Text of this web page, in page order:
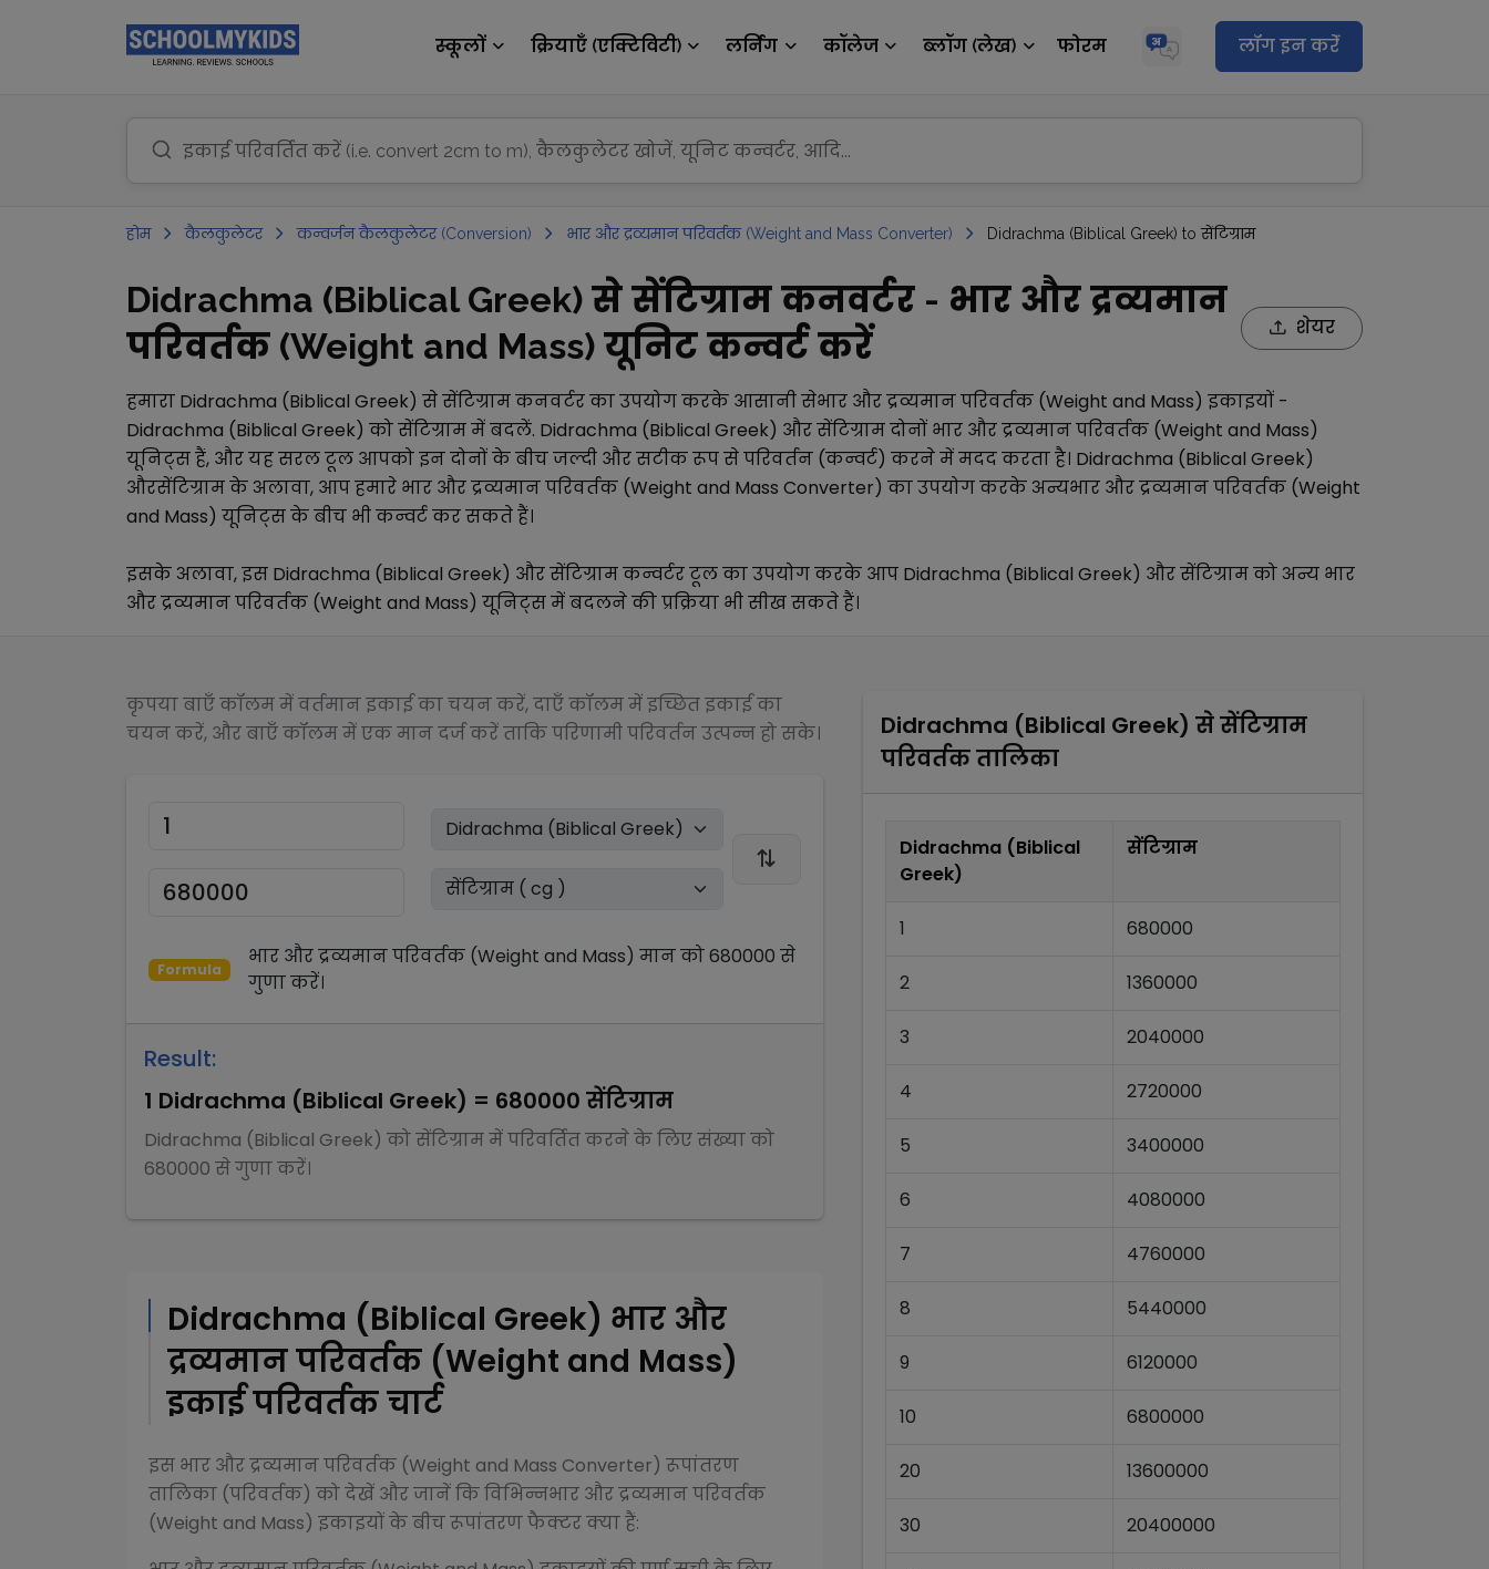
स्कूलों क्रियाएँ (एक्टिविटी) लर्निंग कॉलेज ब्लॉग (लेख) फोरम लॉग इन करेंं
होम कैलकुलेटर कन्वर्जन कैलकुलेटर (Conversion) भार और द्रव्यमान परिवर्तक (Weight and Mass Converter) Didrachma (Biblical Greek) to सेंटिग्राम
Didrachma (Biblical Greek) से सेंटिग्राम कनवर्टर - भार और द्रव्यमान
परिवर्तक (Weight and Mass) यूनिट कन्वर्ट करें
शेयर
हमारा Didrachma (Biblical Greek) सेसेंटिग्रामकनवर्टर का उपयोग करके आसानी सेभार और द्रव्यमान परिवर्तक (Weight and Mass) इकाइयों -
Didrachma (Biblical Greek) कोसेंटिग्राममें बदलें. Didrachma (Biblical Greek) औरसेंटिग्रामदोनों भार और द्रव्यमान परिवर्तक (Weight and Mass)
यूनिट्स हैं, और यह सरल टूल आपको इन दोनों के बीच जल्दी और सटीक रूप से परिवर्तन (कन्वर्ट) करने में मदद करता है। Didrachma (Biblical Greek)
औरसेंटिग्रामके अलावा, आप हमारे भार और द्रव्यमान परिवर्तक (Weight and Mass Converter) का उपयोग करके अन्यभार और द्रव्यमान परिवर्तक (Weight
and Mass) यूनिट्स के बीच भी कन्वर्ट कर सकते हैं।
इसके अलावा, इस Didrachma (Biblical Greek) औरसेंटिग्रामकन्वर्टर टूल का उपयोग करके आप Didrachma (Biblical Greek) औरसेंटिग्रामको अन्य भार
और द्रव्यमान परिवर्तक (Weight and Mass) यूनिट्स में बदलने की प्रक्रिया भी सीख सकते हैं।
कृपया बाएँ कॉलम में वर्तमान इकाई का चयन करें, दाएँ कॉलम में इच्छित इकाई का
चयन करें, और बाएँ कॉलम में एक मान दर्ज करें ताकि परिणामी परिवर्तन उत्पन्न हो सके।
Formula
भार और द्रव्यमान परिवर्तक (Weight and Mass) मान को680000 से
गुणाकरें।
Result:
1 Didrachma (Biblical Greek) = 680000 सेंटिग्राम
Didrachma (Biblical Greek) कोसेंटिग्राममें परिवर्तित करने के लिए संख्या को
680000 सेगुणाकरें।
Didrachma (Biblical Greek) भार और
द्रव्यमान परिवर्तक (Weight and Mass)
इकाई परिवर्तक चार्ट
इस भार और द्रव्यमान परिवर्तक (Weight and Mass Converter) रूपांतरण
तालिका (परिवर्तक) को देखें और जानें कि विभिन्नभार और द्रव्यमान परिवर्तक
(Weight and Mass) इकाइयों के बीच रूपांतरण फैक्टर क्या हैं:
Didrachma (Biblical Greek) सेसेंटिग्राम
परिवर्तक तालिका
Didrachma (Biblical
Greek)
सेंटिग्राम
1 680000
2 1360000
3 2040000
4 2720000
5 3400000
6 4080000
7 4760000
8 5440000
9 6120000
10 6800000
20 13600000
30 20400000